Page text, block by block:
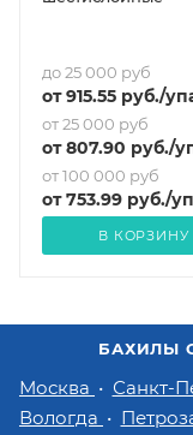
до 25 000 руб
от915.55 руб./
от 25 000 руб
от807.90 руб./
от 100 000 руб
от753.99 руб./
В КОРЗИНУ
БАХИЛЫ
Москва Санкт-
Вологда